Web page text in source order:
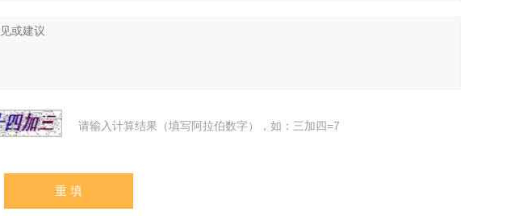
请输入计算结果（填写阿拉伯数字），如：三加四=7